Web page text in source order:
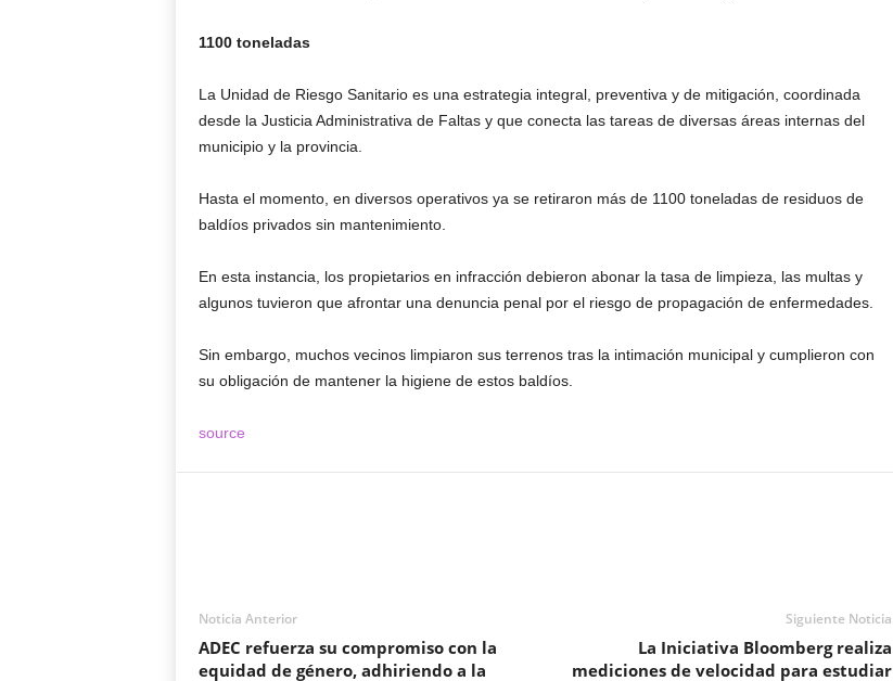
1100 toneladas
La Unidad de Riesgo Sanitario es una estrategia integral, preventiva y de mitigación, coordinada
desde la Justicia Administrativa de Faltas y que conecta las tareas de diversas áreas internas del
municipio y la provincia.
Hasta el momento, en diversos operativos ya se retiraron más de 1100 toneladas de residuos de
baldíos privados sin mantenimiento.
En esta instancia, los propietarios en infracción debieron abonar la tasa de limpieza, las multas y
algunos tuvieron que afrontar una denuncia penal por el riesgo de propagación de enfermedades.
Sin embargo, muchos vecinos limpiaron sus terrenos tras la intimación municipal y cumplieron con
su obligación de mantener la higiene de estos baldíos.
source
Noticia Anterior
ADEC refuerza su compromiso con la
equidad de género, adhiriendo a la
Siguiente Noticia
La Iniciativa Bloomberg realiza
mediciones de velocidad para estudiar